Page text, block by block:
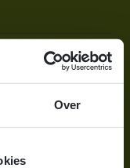
Over